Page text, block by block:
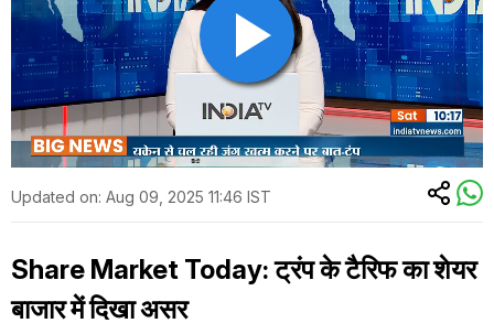
Updated on: Aug 09, 2025 11:46 IST
Share Market Today: ट्रंप के टैरिफ का शेयर
बाजार में दिखा असर